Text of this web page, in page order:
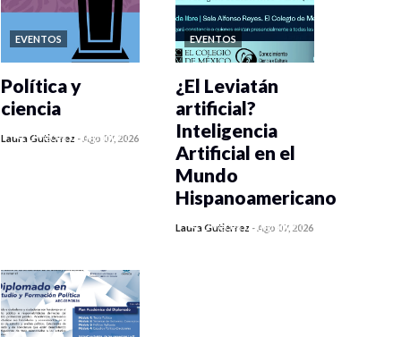
EVENTOS
0 veces compartido
Política y
ciencia
Laura Gutiérrez -Ago 07, 2026
EVENTOS
0 veces compartido
¿El Leviatán
artificial?
Inteligencia
Artificial en el
Mundo
Hispanoamericano
Laura Gutiérrez -Ago 07, 2026